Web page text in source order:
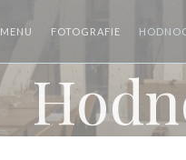
MENU FOTOGRAFIE